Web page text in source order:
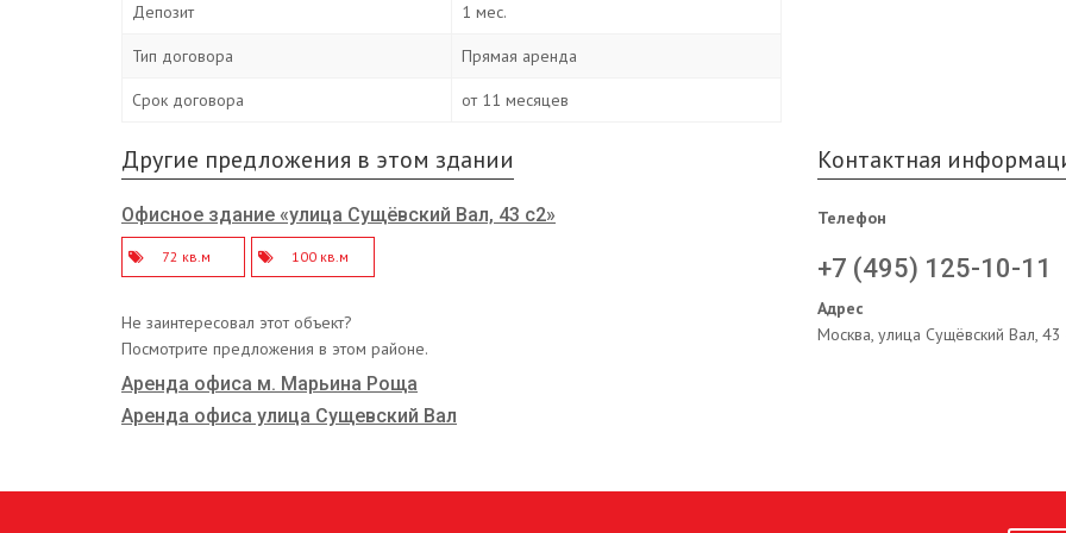
Депозит 1 мес.
Тип договора Прямая аренда
Срок договора от 11 месяцев
Другие предложения в этом здании
Офисное здание «улица Сущёвский Вал, 43 с2»
72 кв.м 100 кв.м
Не заинтересовал этот объект?
Посмотрите предложения в этом районе.
Аренда офиса м. Марьина Роща
Аренда офиса улица Сущевский Вал
Контактная
Телефон
+7 (495) 125-10-11
Адрес
Москва, улица Сущёвский Вал, 43